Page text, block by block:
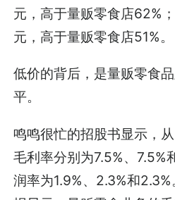
元，高于量贩零食店62%
元，高于量贩零食店51%。
低价的背后，是量贩零食
平。
鸣鸣很忙的招股书显示，
毛利率分别为7.5%、7.5%
润率为1.9%、2.3%和